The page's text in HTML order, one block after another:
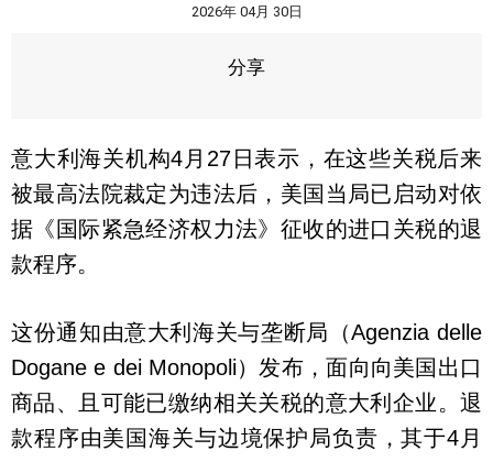
2026年 04月 30日
分享
意大利海关机构4月27日表示，在这些关税后来
被最高法院裁定为违法后，美国当局已启动对依
据《国际紧急经济权力法》征收的进口关税的退
款程序。
这份通知由意大利海关与垄断局（Agenzia delle
Dogane e dei Monopoli）发布，面向向美国出口
商品、且可能已缴纳相关关税的意大利企业。退
款程序由美国海关与边境保护局负责，其于4月